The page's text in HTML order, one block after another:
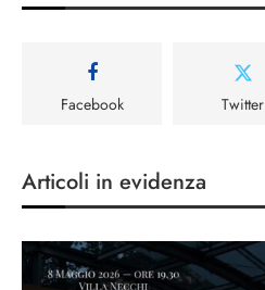
Facebook Twitter
Articoli in evidenza